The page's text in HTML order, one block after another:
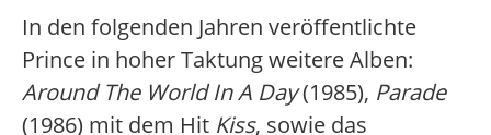
In den folgenden Jahren veröffentlichte
Prince in hoher Taktung weitere Alben:
Around The World In A Day(1985), Parade
(1986) mit dem Hit Kiss, sowie das